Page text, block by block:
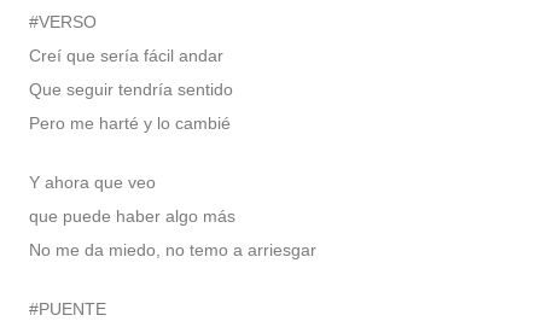
#VERSO
Creí que sería fácil andar
Que seguir tendría sentido
Pero me harté y lo cambié
Y ahora que veo
que puede haber algo más
No me da miedo, no temo a arriesgar
#PUENTE